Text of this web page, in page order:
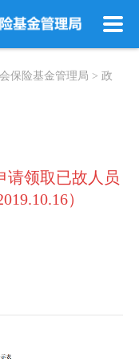
保险基金管理局 > 政
请领取已故人员
）